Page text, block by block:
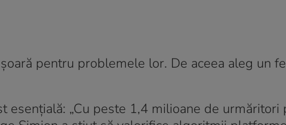
pentru problemele lor. De aceea aleg un
esențială: „Cu peste 1,4 milioane de urmăritori